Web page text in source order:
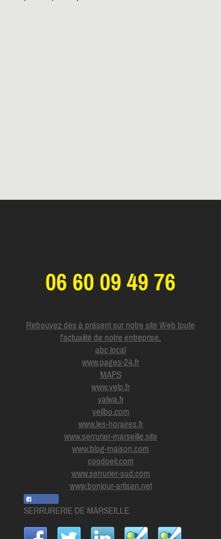
06 60 09 49 76
Retrouvez dès à présent sur notre site Web toute
l'actualité de notre entreprise.
abc local
www.pages-24.fr
MAPS
www.yelp.fr
yalwa.fr
yellbo.com
www.les-horaires.fr
www.serrurier-marseille.site
www.blog-maison.com
coodoeil.com
www.serrurier-sud.com
www.bonjour-artisan.net
Partager
SERRURERIE DE MARSEILLE